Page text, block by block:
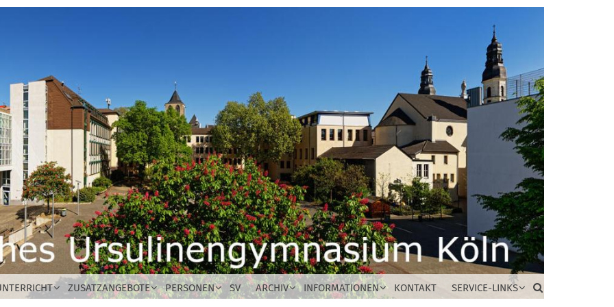
ZUSATZANGEBOTE PERSONEN SV ARCHIV INFORMATIONEN KONTAKT SERVICE-LINKS